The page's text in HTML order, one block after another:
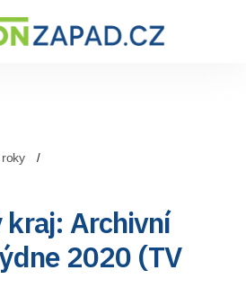
kraj: Archivní
2020 (TV